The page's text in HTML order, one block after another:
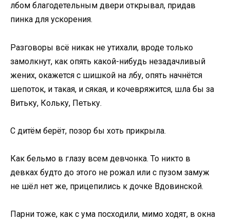
лбом благодетельным двери открывал, придав
пинка для ускорения.
Разговоры всё никак не утихали, вроде только
замолкнут, как опять какой-нибудь незадачливый
жених, окажется с шишкой на лбу, опять начнётся
шепоток, и такая, и сякая, и кочевряжится, шла бы за
Витьку, Кольку, Петьку.
С дитём берёт, позор бы хоть прикрыла.
Как бельмо в глазу всем девчонка. То никто в
девках будто до этого не рожал или с пузом замуж
не шёл нет же, прицепились к дочке Вдовинской.
Парни тоже, как с ума посходили, мимо ходят, в окна